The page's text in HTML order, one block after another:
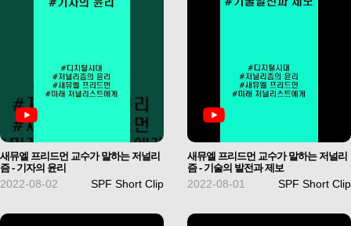
새뮤엘 프리드먼 교수가 말하는 저널리
즘 - 기자의 윤리
2022-08-02 SPF Short Clip
새뮤엘 프리드먼 교수가 말하는 저널리
즘 - 기술의 발전과 제보
2022-08-01 SPF Short Clip